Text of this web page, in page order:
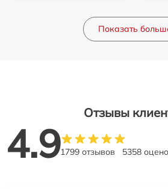
Показать
Отзывы
4.91799 отзывов 5358